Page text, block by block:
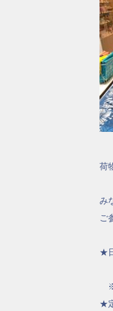
荷
み
ご
★
※
★